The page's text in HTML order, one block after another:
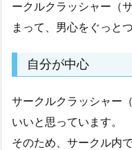
ークルクラッシャー（
まって、男心をぐっと
自分が中心
サークルクラッシャー
いいと思っています。
そのため、サークル内